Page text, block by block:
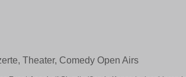
Theater, Comedy Open Airs